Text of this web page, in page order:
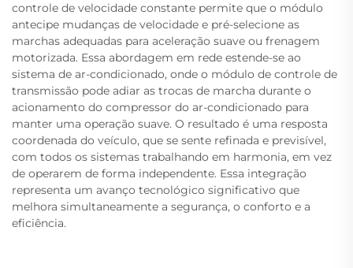
controle de velocidade constante permite que o módulo
antecipe mudanças de velocidade e pré-selecione as
marchas adequadas para aceleração suave ou frenagem
motorizada. Essa abordagem em rede estende-se ao
sistema de ar-condicionado, onde o módulo de controle de
transmissão pode adiar as trocas de marcha durante o
acionamento do compressor do ar-condicionado para
manter uma operação suave. O resultado é uma resposta
coordenada do veículo, que se sente refinada e previsível,
com todos os sistemas trabalhando em harmonia, em vez
de operarem de forma independente. Essa integração
representa um avanço tecnológico significativo que
melhora simultaneamente a segurança, o conforto e a
eficiência.